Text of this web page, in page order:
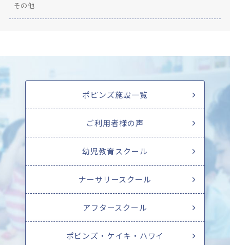
その他
ポピンズ施設一覧
ご利用者様の声
幼児教育スクール
ナーサリースクール
アフタースクール
ポピンズ・ケイキ・ハワイ